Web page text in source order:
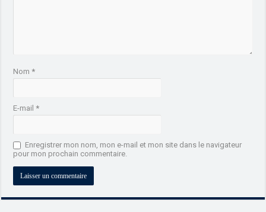
Nom*
E-mail*
Enregistrer mon nom, mon e-mail et mon site dans le navigateur
pour mon prochain commentaire.